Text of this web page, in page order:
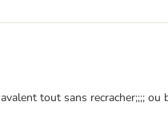
tout sans recracher;;;; ou